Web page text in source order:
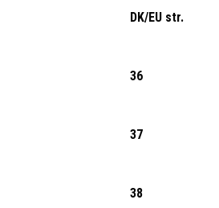
DK/EU str.
36
37
38